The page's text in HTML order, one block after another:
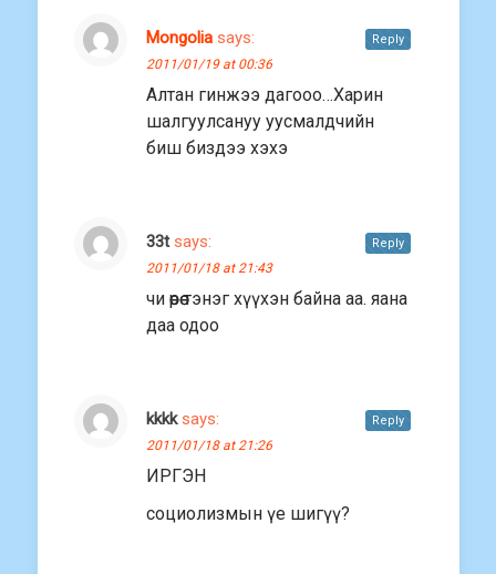
Mongolia says:
2011/01/19 at 00:36
Алтан гинжээ дагооо…Харин
шалгуулсануу уусмалдчийн
биш биздээ хэхэ
Reply
33t says:
2011/01/18 at 21:43
чи өөрөө тэнэг хүүхэн байна аа. яана
даа одоо
Reply
kkkk says:
2011/01/18 at 21:26
ИРГЭН
социолизмын үе шигүү?
Reply